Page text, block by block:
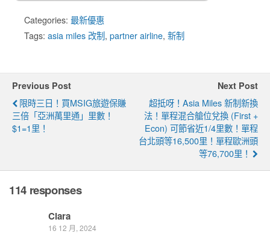
Categories: 最新優惠
Tags: asia miles 改制, partner airline, 新制
Previous Post
限時三日！買MSIG旅遊保賺
三倍「亞洲萬里通」里數！
$1=1里！
Next Post
超抵呀！Asia Miles 新制新換
法！單程混合艙位兌換 (First +
Econ) 可節省近1/4里數！單程
台北頭等16,500里！單程歐洲頭
等76,700里！
114 responses
Clara
16 12 月, 2024